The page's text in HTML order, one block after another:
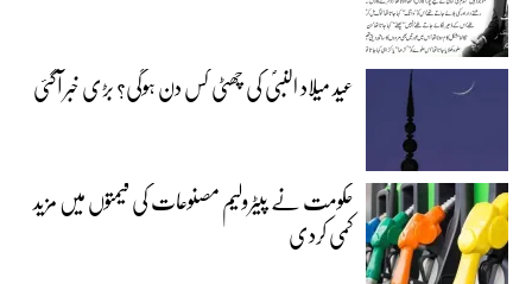
عید میلاد النبیؐ کی چھٹی کس دن ہوگی؟ بڑی خبر آگئی
حکومت نے پیٹرولیم مصنوعات کی قیمتوں میں مزید
کمی کردی